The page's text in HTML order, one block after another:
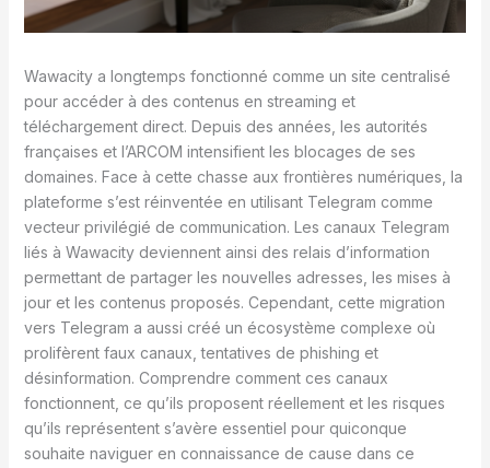
Wawacity a longtemps fonctionné comme un site centralisé
pour accéder à des contenus en streaming et
téléchargement direct. Depuis des années, les autorités
françaises et l’ARCOM intensifient les blocages de ses
domaines. Face à cette chasse aux frontières numériques, la
plateforme s’est réinventée en utilisant Telegram comme
vecteur privilégié de communication. Les canaux Telegram
liés à Wawacity deviennent ainsi des relais d’information
permettant de partager les nouvelles adresses, les mises à
jour et les contenus proposés. Cependant, cette migration
vers Telegram a aussi créé un écosystème complexe où
prolifèrent faux canaux, tentatives de phishing et
désinformation. Comprendre comment ces canaux
fonctionnent, ce qu’ils proposent réellement et les risques
qu’ils représentent s’avère essentiel pour quiconque
souhaite naviguer en connaissance de cause dans ce